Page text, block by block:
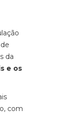
da
e os
com